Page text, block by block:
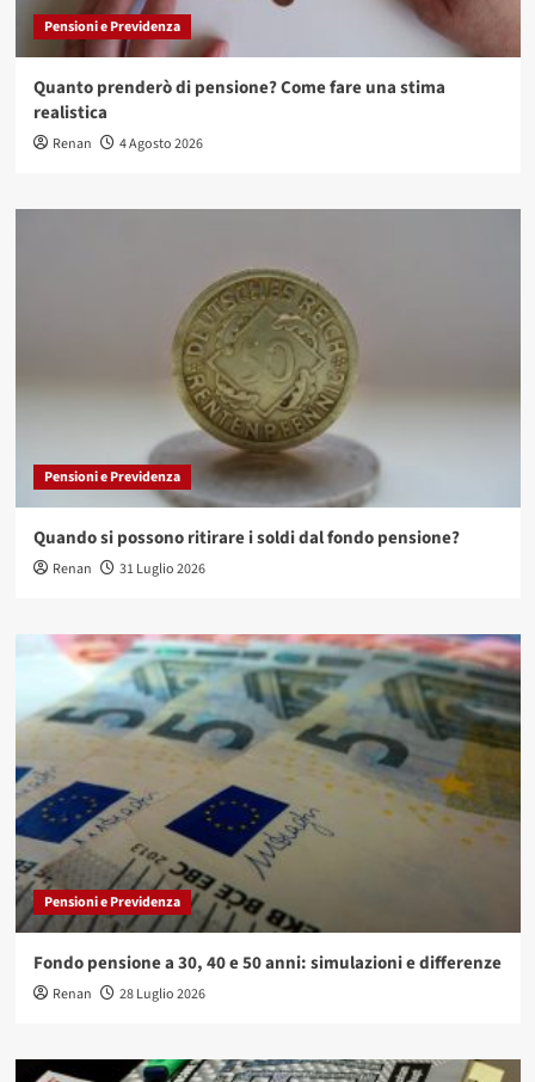
Pensioni e Previdenza
Quanto prenderò di pensione? Come fare una stima
realistica
Renan 4 Agosto 2026
Pensioni e Previdenza
Quando si possono ritirare i soldi dal fondo pensione?
Renan 31 Luglio 2026
Pensioni e Previdenza
Fondo pensione a 30, 40 e 50 anni: simulazioni e differenze
Renan 28 Luglio 2026